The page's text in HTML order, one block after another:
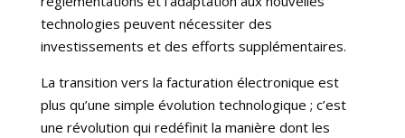
technologies peuvent nécessiter des
investissements et des efforts supplémentaires.
La transition vers la facturation électronique est
plus qu’une simple évolution technologique ; c’est
une révolution qui redéfinit la manière dont les